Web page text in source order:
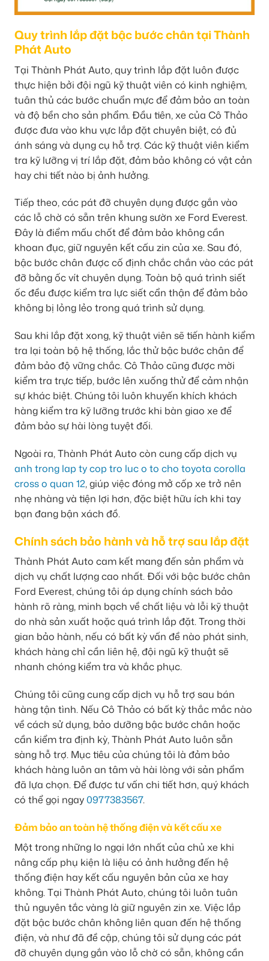
Quy trình lắp đặt bậc bước chân tại Thành
Phát Auto
Tại Thành Phát Auto, quy trình lắp đặt luôn được
thực hiện bởi đội ngũ kỹ thuật viên có kinh nghiệm,
tuân thủ các bước chuẩn mực để đảm bảo an toàn
và độ bền cho sản phẩm. Đầu tiên, xe của Cô Thảo
được đưa vào khu vực lắp đặt chuyên biệt, có đủ
ánh sáng và dụng cụ hỗ trợ. Các kỹ thuật viên kiểm
tra kỹ lưỡng vị trí lắp đặt, đảm bảo không có vật cản
hay chi tiết nào bị ảnh hưởng.
Tiếp theo, các pát đỡ chuyên dụng được gắn vào
các lỗ chờ có sẵn trên khung sườn xe Ford Everest.
Đây là điểm mấu chốt để đảm bảo không cần
khoan đục, giữ nguyên kết cấu zin của xe. Sau đó,
bậc bước chân được cố định chắc chắn vào các pát
đỡ bằng ốc vít chuyên dụng. Toàn bộ quá trình siết
ốc đều được kiểm tra lực siết cẩn thận để đảm bảo
không bị lỏng lẻo trong quá trình sử dụng.
Sau khi lắp đặt xong, kỹ thuật viên sẽ tiến hành kiểm
tra lại toàn bộ hệ thống, lắc thử bậc bước chân để
đảm bảo độ vững chắc. Cô Thảo cũng được mời
kiểm tra trực tiếp, bước lên xuống thử để cảm nhận
sự khác biệt. Chúng tôi luôn khuyến khích khách
hàng kiểm tra kỹ lưỡng trước khi bàn giao xe để
đảm bảo sự hài lòng tuyệt đối.
Ngoài ra, Thành Phát Auto còn cung cấp dịch vụ
anh trong lap ty cop tro luc o to cho toyota corolla
cross o quan 12, giúp việc đóng mở cốp xe trở nên
nhẹ nhàng và tiện lợi hơn, đặc biệt hữu ích khi tay
bạn đang bận xách đồ.
Chính sách bảo hành và hỗ trợ sau lắp đặt
Thành Phát Auto cam kết mang đến sản phẩm và
dịch vụ chất lượng cao nhất. Đối với bậc bước chân
Ford Everest, chúng tôi áp dụng chính sách bảo
hành rõ ràng, minh bạch về chất liệu và lỗi kỹ thuật
do nhà sản xuất hoặc quá trình lắp đặt. Trong thời
gian bảo hành, nếu có bất kỳ vấn đề nào phát sinh,
khách hàng chỉ cần liên hệ, đội ngũ kỹ thuật sẽ
nhanh chóng kiểm tra và khắc phục.
Chúng tôi cũng cung cấp dịch vụ hỗ trợ sau bán
hàng tận tình. Nếu Cô Thảo có bất kỳ thắc mắc nào
về cách sử dụng, bảo dưỡng bậc bước chân hoặc
cần kiểm tra định kỳ, Thành Phát Auto luôn sẵn
sàng hỗ trợ. Mục tiêu của chúng tôi là đảm bảo
khách hàng luôn an tâm và hài lòng với sản phẩm
đã lựa chọn. Để được tư vấn chi tiết hơn, quý khách
có thể gọi ngay0977383567.
Đảm bảo an toàn hệ thống điện và kết cấu xe
Một trong những lo ngại lớn nhất của chủ xe khi
nâng cấp phụ kiện là liệu có ảnh hưởng đến hệ
thống điện hay kết cấu nguyên bản của xe hay
không. Tại Thành Phát Auto, chúng tôi luôn tuân
thủ nguyên tắc vàng là giữ nguyên zin xe. Việc lắp
đặt bậc bước chân không liên quan đến hệ thống
điện, và như đã đề cập, chúng tôi sử dụng các pát
đỡ chuyên dụng gắn vào lỗ chờ có sẵn, không cần